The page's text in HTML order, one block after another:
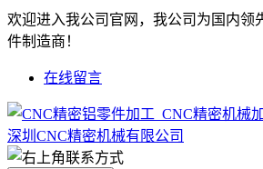
欢迎进入我公司官网，我公司为国内领
件制造商！
在线留言